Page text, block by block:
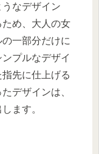
なデザイン
め、大人の女
一部分だけに
プルなデザイ
先に仕上げる
デザインは、
ます。